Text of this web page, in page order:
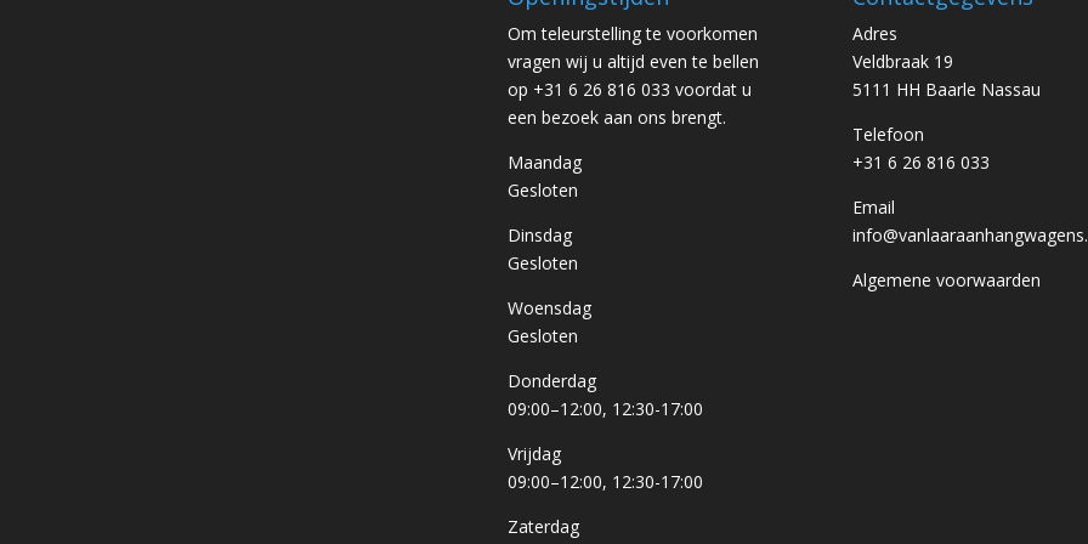
Om teleurstelling te voorkomen
vragen wij u altijd even te bellen
op +31 6 26 816 033 voordat u
een bezoek aan ons brengt.
Maandag
Gesloten
Dinsdag
Gesloten
Woensdag
Gesloten
Donderdag
09:00–12:00, 12:30-17:00
Vrijdag
09:00–12:00, 12:30-17:00
Zaterdag
Adres
Veldbraak 19
5111 HH Baarle Nassau
Telefoon
+31 6 26 816 033
Email
Algemene voorwaarden